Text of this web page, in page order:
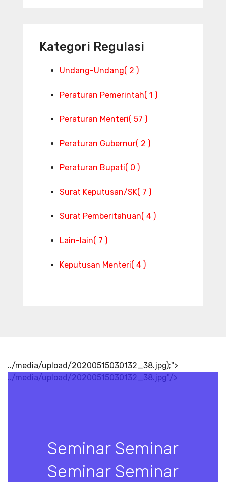
Kategori Regulasi
Undang-Undang( 2 )
Peraturan Pemerintah( 1 )
Peraturan Menteri( 57 )
Peraturan Gubernur( 2 )
Peraturan Bupati( 0 )
Surat Keputusan/SK( 7 )
Surat Pemberitahuan( 4 )
Lain-lain( 7 )
Keputusan Menteri( 4 )
../media/upload/20200515030132_38.jpg);">
../media/upload/20200515030132_38.jpg"/>
Seminar Seminar
Seminar Seminar